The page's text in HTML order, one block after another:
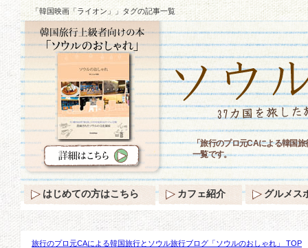
「韓国映画「ライオン」」タグの記事一覧
旅行のプロ元CAによる韓国旅行とソウル旅行ブログ「ソウルのおしゃれ」 TOP
「旅行のプロ元CAによる韓国
一覧です。
はじめての方はこちら カフェ紹介 グルメス